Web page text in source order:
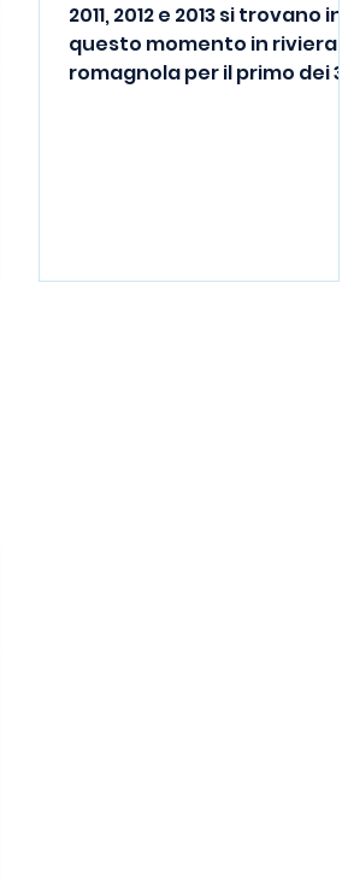
2011, 2012 e 2013 si trovano in
questo momento in riviera
romagnola per il primo dei 3